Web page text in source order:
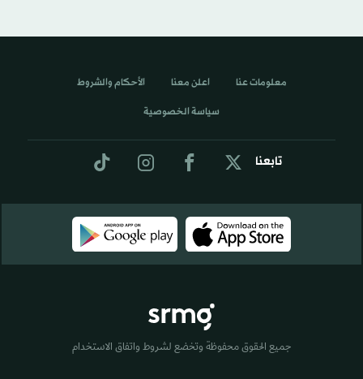
تابعنا
معلومات عنا اعلن معنا الأحكام والشروط
سياسة الخصوصية
جميع الحقوق محفوظة وتخضع لشروط واتفاق الاستخدام